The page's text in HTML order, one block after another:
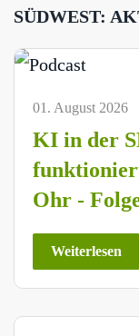
SÜDWEST:
01. August 2026
KI in der
Ohr -
Weiterlesen